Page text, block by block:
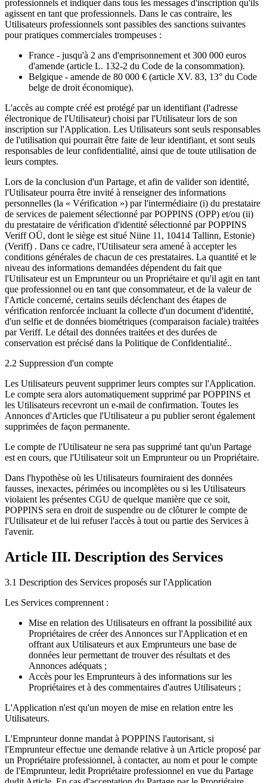
professionnels et indiquer dans tous les messages d'inscription qu'ils
agissent en tant que professionnels. Dans le cas contraire, les
Utilisateurs professionnels sont passibles des sanctions suivantes
pour pratiques commerciales trompeuses :
France - jusqu'à 2 ans d'emprisonnement et 300 000 euros
d'amende (article L. 132-2 du Code de la consommation).
Belgique - amende de 80 000 € (article XV. 83, 13° du Code
belge de droit économique).
L'accès au compte créé est protégé par un identifiant (l'adresse
électronique de l'Utilisateur) choisi par l'Utilisateur lors de son
inscription sur l'Application. Les Utilisateurs sont seuls responsables
de l'utilisation qui pourrait être faite de leur identifiant, et sont seuls
responsables de leur confidentialité, ainsi que de toute utilisation de
leurs comptes.
Lors de la conclusion d'un Partage, et afin de valider son identité,
l'Utilisateur pourra être invité à renseigner des informations
personnelles (la « Vérification ») par l'intermédiaire (i) du prestataire
de services de paiement sélectionné par POPPINS (OPP) et/ou (ii)
du prestataire de vérification d'identité sélectionné par POPPINS
Veriff OÜ, dont le siège est situé Niine 11, 10414 Tallinn, Estonie)
(Veriff) . Dans ce cadre, l'Utilisateur sera amené à accepter les
conditions générales de chacun de ces prestataires. La quantité et le
niveau des informations demandées dépendent du fait que
l'Utilisateur est un Emprunteur ou un Propriétaire et qu'il agit en tant
que professionnel ou en tant que consommateur, et de la valeur de
l'Article concerné, certains seuils déclenchant des étapes de
vérification renforcée incluant la collecte d'un document d'identité,
d'un selfie et de données biométriques (comparaison faciale) traitées
par Veriff. Le détail des données traitées et des durées de
conservation est précisé dans la Politique de Confidentialité..
2.2 Suppression d'un compte
Les Utilisateurs peuvent supprimer leurs comptes sur l'Application.
Le compte sera alors automatiquement supprimé par POPPINS et
les Utilisateurs recevront un e-mail de confirmation. Toutes les
Annonces d'Articles que l'Utilisateur a pu publier seront également
supprimées de façon permanente.
Le compte de l'Utilisateur ne sera pas supprimé tant qu'un Partage
est en cours, que l'Utilisateur soit un Emprunteur ou un Propriétaire.
Dans l'hypothèse où les Utilisateurs fourniraient des données
fausses, inexactes, périmées ou incomplètes ou si les Utilisateurs
violaient les présentes CGU de quelque manière que ce soit,
POPPINS sera en droit de suspendre ou de clôturer le compte de
l'Utilisateur et de lui refuser l'accès à tout ou partie des Services à
l'avenir.
Article III. Description des Services
3.1 Description des Services proposés sur l'Application
Les Services comprennent :
Mise en relation des Utilisateurs en offrant la possibilité aux
Propriétaires de créer des Annonces sur l'Application et en
offrant aux Utilisateurs et aux Emprunteurs une base de
données leur permettant de trouver des résultats et des
Annonces adéquats ;
Accès pour les Emprunteurs à des informations sur les
Propriétaires et à des commentaires d'autres Utilisateurs ;
L'Application n'est qu'un moyen de mise en relation entre les
Utilisateurs.
L'Emprunteur donne mandat à POPPINS l'autorisant, si
l'Emprunteur effectue une demande relative à un Article proposé par
un Propriétaire professionnel, à contacter, au nom et pour le compte
de l'Emprunteur, ledit Propriétaire professionnel en vue du Partage